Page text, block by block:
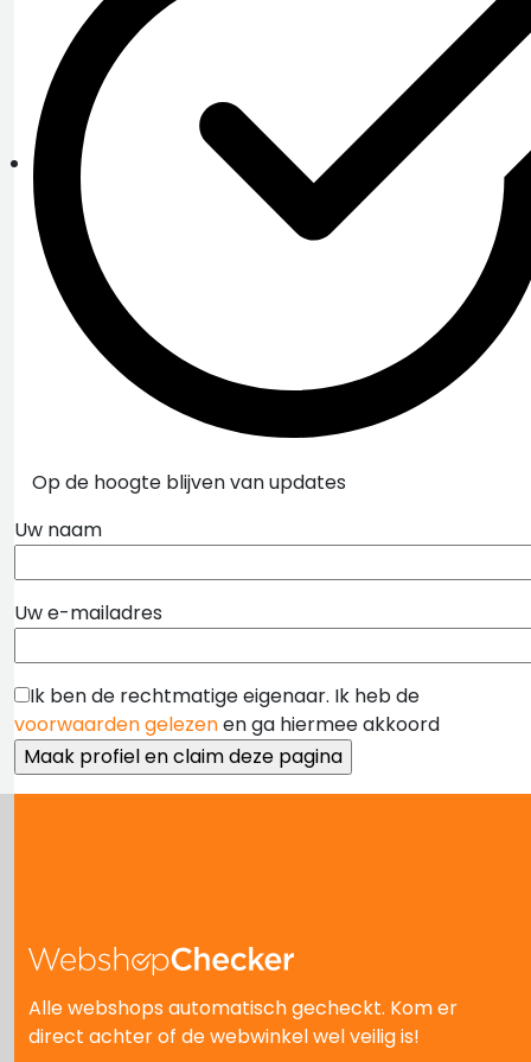
Op de hoogte blijven van updates
Uw naam
Uw e-mailadres
Ik ben de rechtmatige eigenaar. Ik heb de
voorwaarden gelezenen ga hiermee akkoord
Alle webshops automatisch gecheckt. Kom er
direct achter of de webwinkel wel veilig is!